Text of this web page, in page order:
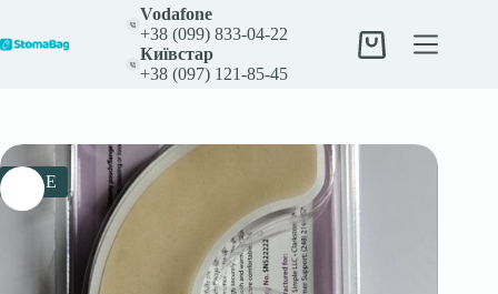
вмісту
Vodafone
+38 (099) 833-04-22
Київстар
+38 (097) 121-85-45
Кошик
SALE